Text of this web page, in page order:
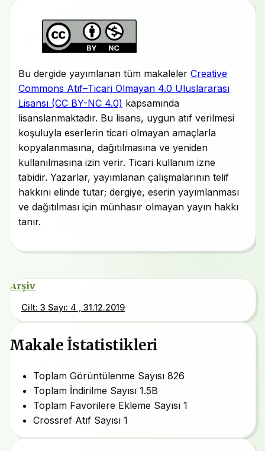
Bu dergide yayımlanan tüm makaleler Creative
Commons Atıf–Ticari Olmayan 4.0 Uluslararası
Lisansı (CC BY-NC 4.0) kapsamında
lisanslanmaktadır. Bu lisans, uygun atıf verilmesi
koşuluyla eserlerin ticari olmayan amaçlarla
kopyalanmasına, dağıtılmasına ve yeniden
kullanılmasına izin verir. Ticari kullanım izne
tabidir. Yazarlar, yayımlanan çalışmalarının telif
hakkını elinde tutar; dergiye, eserin yayımlanması
ve dağıtılması için münhasır olmayan yayın hakkı
tanır.
Arşiv
Cilt: 3 Sayı: 4 , 31.12.2019
Makale İstatistikleri
Toplam Görüntülenme Sayısı 826
Toplam İndirilme Sayısı 1.5B
Toplam Favorilere Ekleme Sayısı 1
Crossref Atıf Sayısı 1